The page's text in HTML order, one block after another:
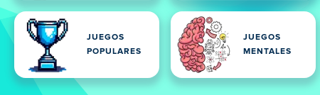
JUEGOS
POPULARES
JUEGOS
MENTALES